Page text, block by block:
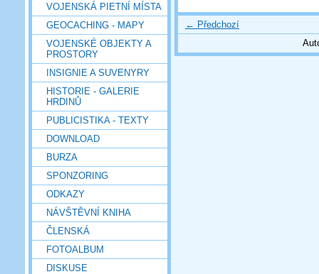
VOJENSKÁ PIETNÍ MÍSTA
GEOCACHING - MAPY
VOJENSKÉ OBJEKTY A
PROSTORY
INSIGNIE A SUVENYRY
HISTORIE - GALERIE
HRDINŮ
PUBLICISTIKA - TEXTY
DOWNLOAD
BURZA
SPONZORING
ODKAZY
NÁVŠTĚVNÍ KNIHA
ČLENSKÁ
FOTOALBUM
DISKUSE
← Předchozí